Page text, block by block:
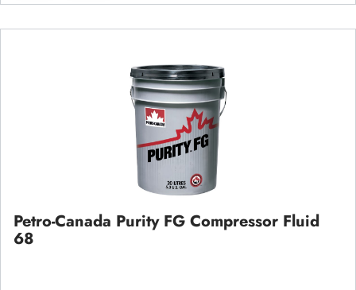
Petro-Canada Purity FG Compressor Fluid
68